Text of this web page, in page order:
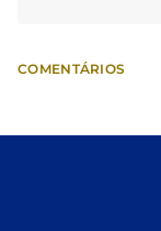
COMENTÁRIOS